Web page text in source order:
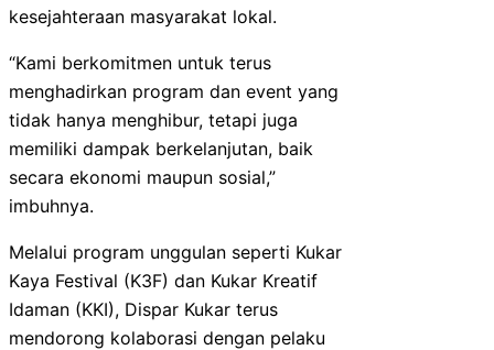
kesejahteraan masyarakat lokal.
“Kami berkomitmen untuk terus
menghadirkan program dan event yang
tidak hanya menghibur, tetapi juga
memiliki dampak berkelanjutan, baik
secara ekonomi maupun sosial,”
imbuhnya.
Melalui program unggulan seperti Kukar
Kaya Festival (K3F) dan Kukar Kreatif
Idaman (KKI), Dispar Kukar terus
mendorong kolaborasi dengan pelaku